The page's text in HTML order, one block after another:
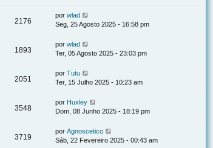
2176
por wlad
Seg, 25 Agosto 2025 - 16:58 pm
1893
por wlad
Ter, 05 Agosto 2025 - 23:03 pm
2051
por Tutu
Ter, 15 Julho 2025 - 10:23 am
3548
por Huxley
Dom, 08 Junho 2025 - 18:19 pm
3719
por Agnoscetico
Sáb, 22 Fevereiro 2025 - 00:43 am